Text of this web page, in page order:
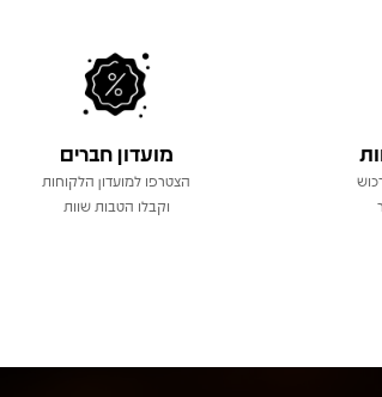
מועדון חברים
הצטרפו למועדון הלקוחות
וקבלו הטבות שוות